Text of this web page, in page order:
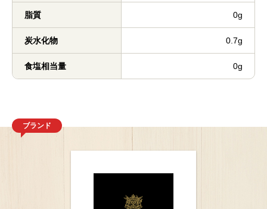
脂質 0g
炭水化物 0.7g
食塩相当量 0g
ブランド